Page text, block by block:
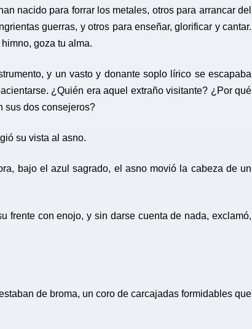
nacido para forrar los metales, otros para arrancar del
guerras, y otros para enseñar, glorificar y cantar.
goza tu alma.
y un vasto y donante soplo lírico se escapaba
¿Quién era aquel extraño visitante? ¿Por qué
sus dos consejeros?
su vista al asno.
bajo el azul sagrado, el asno movió la cabeza de un
frente con enojo, y sin darse cuenta de nada, exclamó,
de broma, un coro de carcajadas formidables que